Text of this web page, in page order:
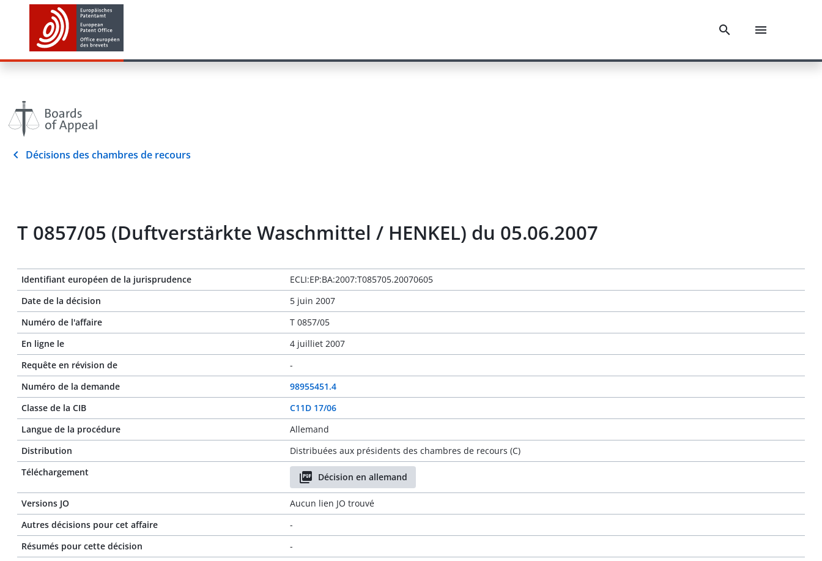
Décisions des chambres de recours
T 0857/05 (Duftverstärkte Waschmittel / HENKEL) du 05.06.2007
Identifiant européen de la jurisprudence
ECLI:EP:BA:2007:T085705.20070605
Date de la décision
5 juin 2007
Numéro de l'affaire
T 0857/05
En ligne le
4 juilliet 2007
Requête en révision de
-
Numéro de la demande
98955451.4
Classe de la CIB
C11D 17/06
Langue de la procédure
Allemand
Distribution
Distribuées aux présidents des chambres de recours (C)
Téléchargement
Décision en allemand
Versions JO
Aucun lien JO trouvé
Autres décisions pour cet affaire
-
Résumés pour cette décision
-